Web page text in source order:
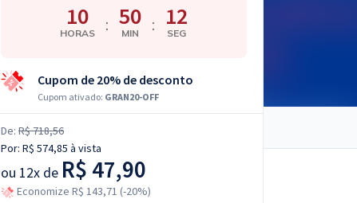
10
HORAS : 50
MIN : 11
SEG
Cupom de 20% de desconto
Cupom ativado: GRAN20-OFF
De: R$ 718,56
Por: R$ 574,85 à vista
ou 12x de R$ 47,90
Economize R$ 143,71 (-20%)